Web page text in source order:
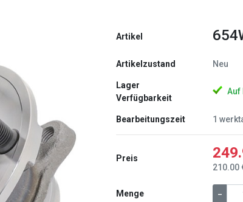
Artikel
Artikelzustand Neu
Lager
Verfügbarkeit
Auf
Bearbeitungszeit 1
Preis
210.00
Menge –